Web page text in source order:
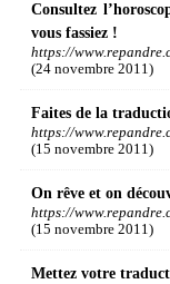
Consultez
vous fassiez !
https://
(24 novembre 2011)
Faites de la
https://
(15 novembre 2011)
On rêve et on
https://
(15 novembre 2011)
Mettez votre